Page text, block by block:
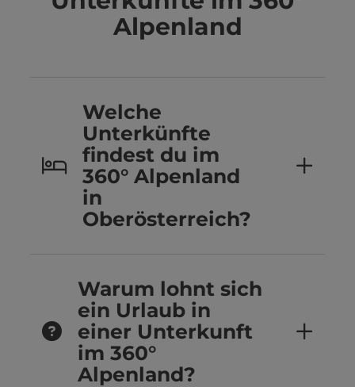
Alpenland
Welche
Unterkünfte
findest du im
360° Alpenland
in
Oberösterreich?
Warum lohnt sich
ein Urlaub in
einer Unterkunft
im 360°
Alpenland?